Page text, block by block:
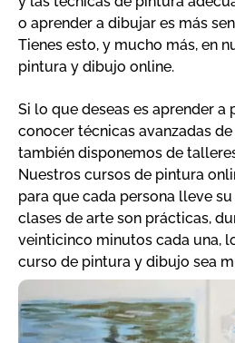
o aprender a dibujar es más
Tienes esto, y mucho más, en
pintura y dibujo online.
Si lo que deseas es aprender a
conocer técnicas avanzadas
también disponemos de
Nuestros cursos de pintura
para que cada persona lleve
clases de arte son prácticas,
veinticinco minutos cada una,
curso de pintura y dibujo sea